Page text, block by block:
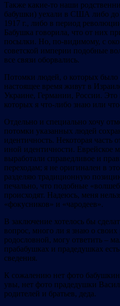
Также какие-то наши
бабушки) уехали в США либо до
1917 г., либо в период
Бабушка говорила, что от них
посылки. Но, по-видимому, с
советской империи подобные
все связи оборвались.
Потомки людей, о которых было
настоящее время живут в
Украине, Германии, России. Это
которых я что-либо знаю или
Отдельно и специально хочу
потомки указанных людей
идентичность. Некоторая часть
иной идентичности. Еврейское
выработали справедливое и
переходам; я не оригинален в
разделяю традиционную
печально, что подобные
происходят. Надеюсь, меня
«фокусников» и «чародеев».
В заключение хотелось бы
вопрос, много ли я знаю о своих
родословной, могу ответить –
прабабушках и прадедушках
сведения.
К сожалению нет фото
увы, нет фото прадедушки
родителей и братьев, деда.